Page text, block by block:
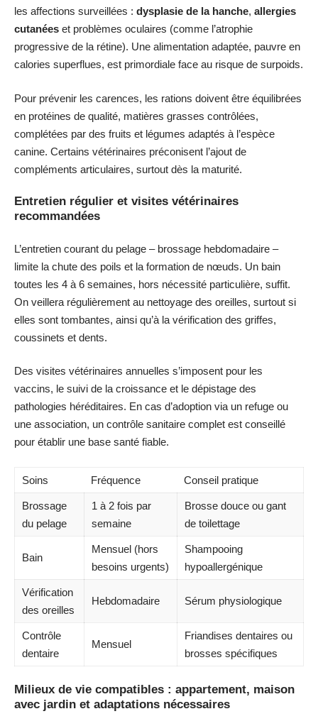
les affections surveillées : dysplasie de la hanche, allergies
cutanées et problèmes oculaires (comme l’atrophie
progressive de la rétine). Une alimentation adaptée, pauvre en
calories superflues, est primordiale face au risque de surpoids.
Pour prévenir les carences, les rations doivent être équilibrées
en protéines de qualité, matières grasses contrôlées,
complétées par des fruits et légumes adaptés à l’espèce
canine. Certains vétérinaires préconisent l’ajout de
compléments articulaires, surtout dès la maturité.
Entretien régulier et visites vétérinaires
recommandées
L’entretien courant du pelage – brossage hebdomadaire –
limite la chute des poils et la formation de nœuds. Un bain
toutes les 4 à 6 semaines, hors nécessité particulière, suffit.
On veillera régulièrement au nettoyage des oreilles, surtout si
elles sont tombantes, ainsi qu’à la vérification des griffes,
coussinets et dents.
Des visites vétérinaires annuelles s’imposent pour les
vaccins, le suivi de la croissance et le dépistage des
pathologies héréditaires. En cas d’adoption via un refuge ou
une association, un contrôle sanitaire complet est conseillé
pour établir une base santé fiable.
Soins Fréquence Conseil pratique
Brossage
du pelage
1 à 2 fois par
semaine
Brosse douce ou gant
de toilettage
Bain
Mensuel (hors
besoins urgents)
Shampooing
hypoallergénique
Vérification
des oreilles
Hebdomadaire Sérum physiologique
Contrôle
dentaire
Mensuel
Friandises dentaires ou
brosses spécifiques
Milieux de vie compatibles : appartement, maison
avec jardin et adaptations nécessaires